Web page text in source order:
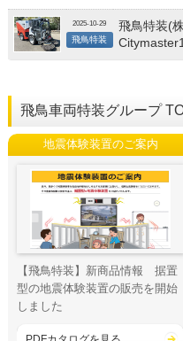
2025-10-29
飛鳥特装
飛鳥特装(
飛鳥車両特装グループ
地震体験装置のご案内
【飛鳥特装】新商品情報 据置
型の地震体験装置の販売を開始
しました